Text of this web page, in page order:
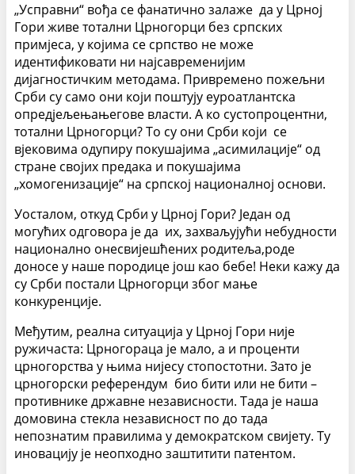
„Усправни“ вођа се фанатично залаже да у Црној
Гори живе тотални Црногорци без српских
примјеса, у којима се српство не може
идентификовати ни најсавременијим
дијагностичким методама. Привремено пожељни
Срби су само они који поштују еуроатлантска
опредјељењањегове власти. А ко сустопроцентни,
тотални Црногорци? То су они Срби који се
вјековима одупиру покушајима „асимилације“ од
стране својих предака и покушајима
„хомогенизације“ на српској националној основи.
Уосталом, откуд Срби у Црној Гори? Један од
могућих одговора је да их, захваљујући небудности
национално онесвијешћених родитеља,роде
доносе у наше породице још као бебе! Неки кажу да
су Срби постали Црногорци због мање
конкуренције.
Међутим, реална ситуација у Црној Гори није
ружичаста: Црногораца је мало, а и проценти
црногорства у њима нијесу стопостотни. Зато је
црногорски референдум био бити или не бити –
противнике државне независности. Тада је наша
домовина стекла независност по до тада
непознатим правилима у демократском свијету. Ту
иновацију је неопходно заштитити патентом.